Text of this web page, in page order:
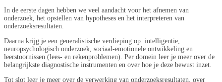
In de eerste dagen hebben we veel aandacht voor het afnemen van
onderzoek, het opstellen van hypotheses en het interpreteren van
onderzoeksresultaten.
Daarna krijg je een generalistische verdieping op: intelligentie,
neuropsychologisch onderzoek, sociaal-emotionele ontwikkeling en
leerstoornissen (lees- en rekenproblemen). Per domein leer je meer over de
belangrijkste diagnostische instrumenten en over hoe je deze bewust inzet.
Tot slot leer je meer over de verwerking van onderzoeksresultaten, over